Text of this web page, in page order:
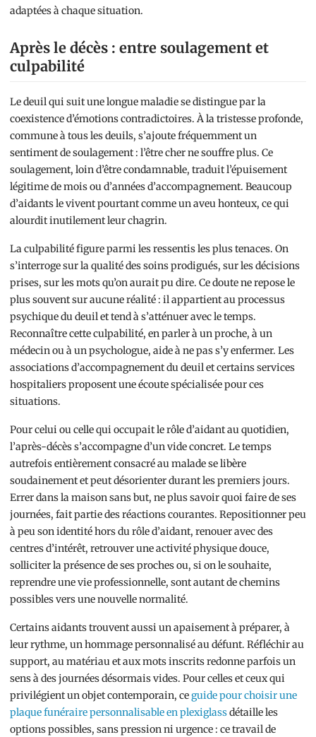
adaptées à chaque situation.
Après le décès : entre soulagement et
culpabilité
Le deuil qui suit une longue maladie se distingue par la
coexistence d’émotions contradictoires. À la tristesse profonde,
commune à tous les deuils, s’ajoute fréquemment un
sentiment de soulagement : l’être cher ne souffre plus. Ce
soulagement, loin d’être condamnable, traduit l’épuisement
légitime de mois ou d’années d’accompagnement. Beaucoup
d’aidants le vivent pourtant comme un aveu honteux, ce qui
alourdit inutilement leur chagrin.
La culpabilité figure parmi les ressentis les plus tenaces. On
s’interroge sur la qualité des soins prodigués, sur les décisions
prises, sur les mots qu’on aurait pu dire. Ce doute ne repose le
plus souvent sur aucune réalité : il appartient au processus
psychique du deuil et tend à s’atténuer avec le temps.
Reconnaître cette culpabilité, en parler à un proche, à un
médecin ou à un psychologue, aide à ne pas s’y enfermer. Les
associations d’accompagnement du deuil et certains services
hospitaliers proposent une écoute spécialisée pour ces
situations.
Pour celui ou celle qui occupait le rôle d’aidant au quotidien,
l’après-décès s’accompagne d’un vide concret. Le temps
autrefois entièrement consacré au malade se libère
soudainement et peut désorienter durant les premiers jours.
Errer dans la maison sans but, ne plus savoir quoi faire de ses
journées, fait partie des réactions courantes. Repositionner peu
à peu son identité hors du rôle d’aidant, renouer avec des
centres d’intérêt, retrouver une activité physique douce,
solliciter la présence de ses proches ou, si on le souhaite,
reprendre une vie professionnelle, sont autant de chemins
possibles vers une nouvelle normalité.
Certains aidants trouvent aussi un apaisement à préparer, à
leur rythme, un hommage personnalisé au défunt. Réfléchir au
support, au matériau et aux mots inscrits redonne parfois un
sens à des journées désormais vides. Pour celles et ceux qui
privilégient un objet contemporain, ceguide pour choisir une
plaque funéraire personnalisable en plexiglassdétaille les
options possibles, sans pression ni urgence : ce travail de